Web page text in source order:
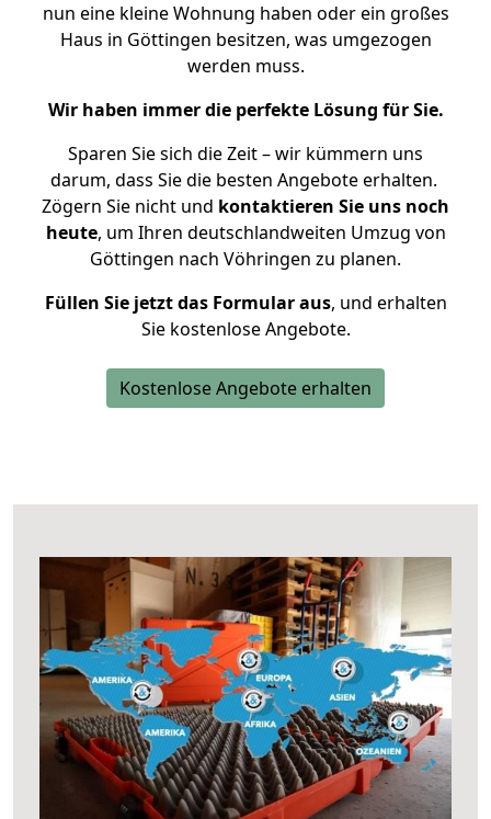
nun eine kleine Wohnung haben oder ein großes
Haus in Göttingen besitzen, was umgezogen
werden muss.
Wir haben immer die perfekte Lösung für Sie.
Sparen Sie sich die Zeit – wir kümmern uns
darum, dass Sie die besten Angebote erhalten.
Zögern Sie nicht und kontaktieren Sie uns noch
heute, um Ihren deutschlandweiten Umzug von
Göttingen nach Vöhringen zu planen.
Füllen Sie jetzt das Formular aus, und erhalten
Sie kostenlose Angebote.
Kostenlose Angebote erhalten